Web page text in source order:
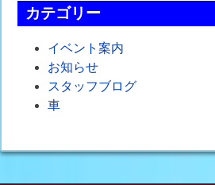
カテゴリー
イベント案内
お知らせ
スタッフブログ
車